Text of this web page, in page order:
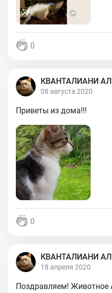
0
КВАНТАЛИАНИ
08 августа 2020
Приветы из дома!!!
0
КВАНТАЛИАНИ
18 апреля 2020
Поздравляем! Животное